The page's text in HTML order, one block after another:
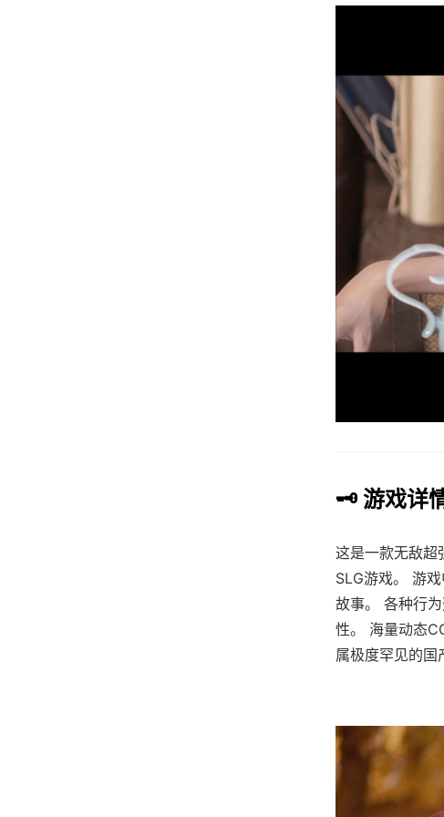
🗝️ 游戏详
这是一款无敌
SLG游戏。 游
故事。 各种行
性。 海量动态
属极度罕见的国